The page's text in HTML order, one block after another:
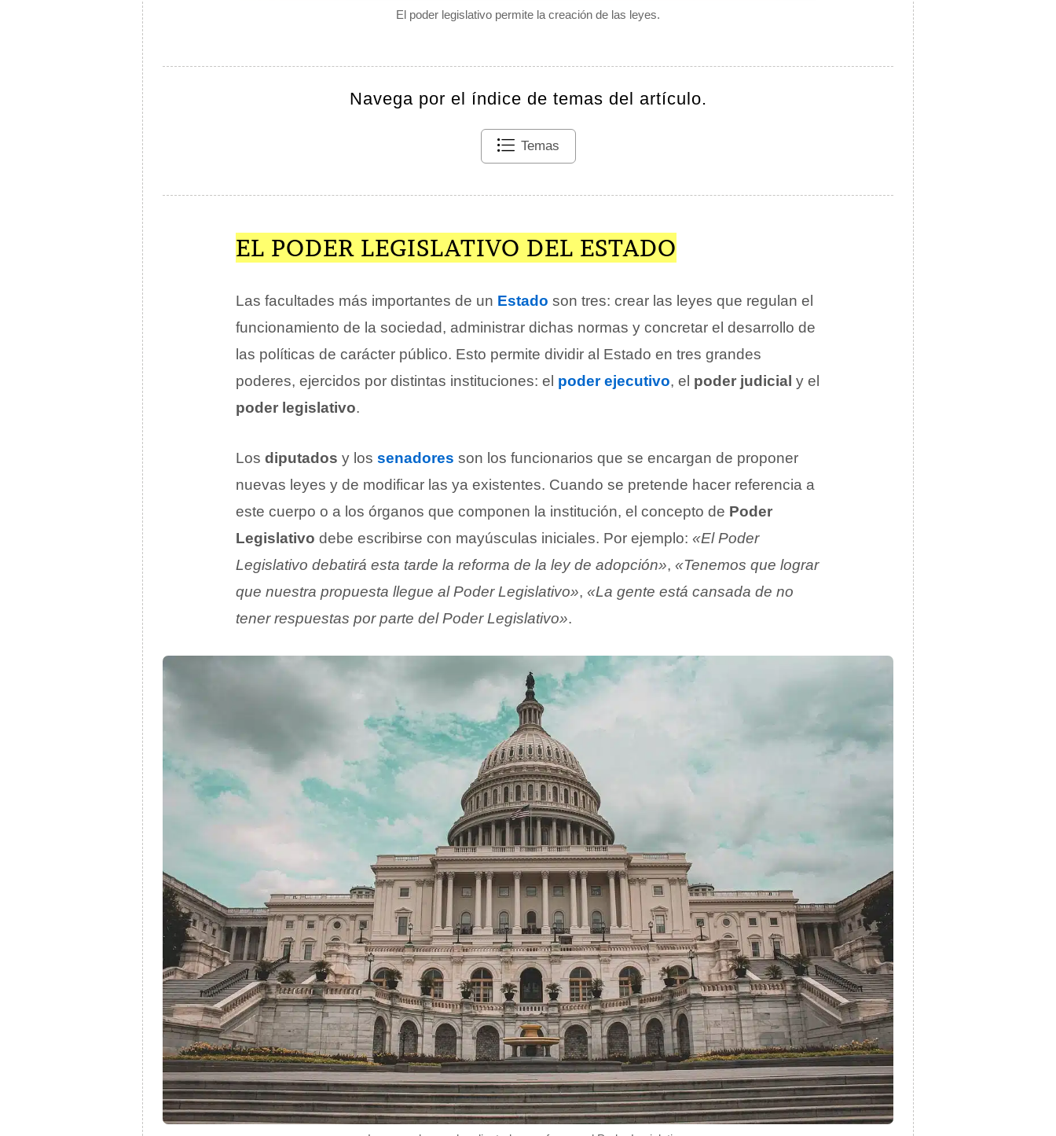
El poder legislativo permite la creación de las leyes.
Navega por el índice de temas del artículo.
Temas
EL PODER LEGISLATIVO DEL ESTADO
Las facultades más importantes de un Estado son tres: crear las leyes que regulan el
funcionamiento de la sociedad, administrar dichas normas y concretar el desarrollo de
las políticas de carácter público. Esto permite dividir al Estado en tres grandes
poderes, ejercidos por distintas instituciones: el poder ejecutivo, el poder judicial y el
poder legislativo.
Los diputados y los senadores son los funcionarios que se encargan de proponer
nuevas leyes y de modificar las ya existentes. Cuando se pretende hacer referencia a
este cuerpo o a los órganos que componen la institución, el concepto de Poder
Legislativo debe escribirse con mayúsculas iniciales. Por ejemplo: «El Poder
Legislativo debatirá esta tarde la reforma de la ley de adopción», «Tenemos que lograr
que nuestra propuesta llegue al Poder Legislativo», «La gente está cansada de no
tener respuestas por parte del Poder Legislativo».